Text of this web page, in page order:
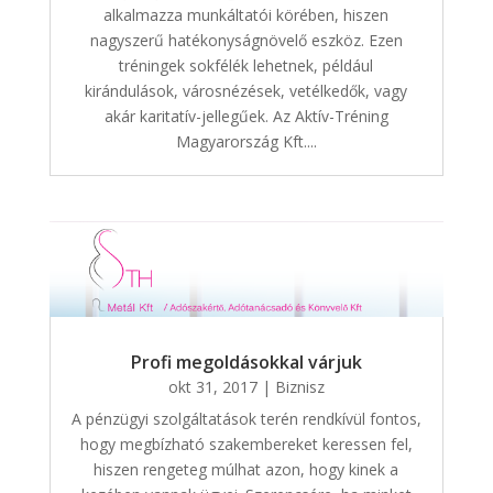
alkalmazza munkáltatói körében, hiszen
nagyszerű hatékonyságnövelő eszköz. Ezen
tréningek sokfélék lehetnek, például
kirándulások, városnézések, vetélkedők, vagy
akár karitatív-jellegűek. Az Aktív-Tréning
Magyarország Kft....
Profi megoldásokkal várjuk
okt 31, 2017| Biznisz
A pénzügyi szolgáltatások terén rendkívül fontos,
hogy megbízható szakembereket keressen fel,
hiszen rengeteg múlhat azon, hogy kinek a